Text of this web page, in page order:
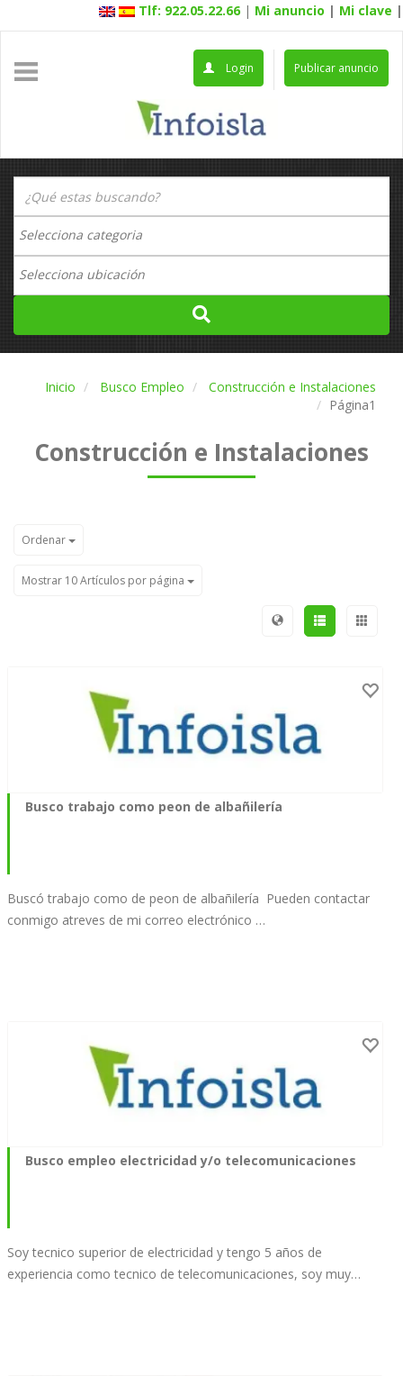
Tlf: 922.05.22.66 | Mi anuncio | Mi clave |
Publicar anuncio
Login
Inicio Busco Empleo
Construcción e Instalaciones
Página1
Construcción e Instalaciones
Ordenar
Mostrar 10 Artículos por página
Busco trabajo como peon de albañilería
Buscó trabajo como de peon de albañilería Pueden contactar
conmigo atreves de mi correo electrónico …
Busco empleo electricidad y/o telecomunicaciones
Soy tecnico superior de electricidad y tengo 5 años de
experiencia como tecnico de telecomunicaciones, soy muy…